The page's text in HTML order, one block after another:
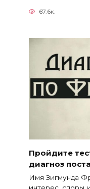
67.6к.
Пройдите
диагноз
Имя Зигмунда